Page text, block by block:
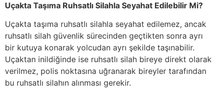
Uçakta Taşıma Ruhsatlı Silahla Seyahat Edilebilir Mi?
Uçakta taşıma ruhsatlı silahla seyahat edilemez, ancak
ruhsatlı silah güvenlik sürecinden geçtikten sonra ayrı
bir kutuya konarak yolcudan ayrı şekilde taşınabilir.
Uçaktan inildiğinde ise ruhsatlı silah bireye direkt olarak
verilmez, polis noktasına uğranarak bireyler tarafından
bu ruhsatlı silahın alınması gerekir.